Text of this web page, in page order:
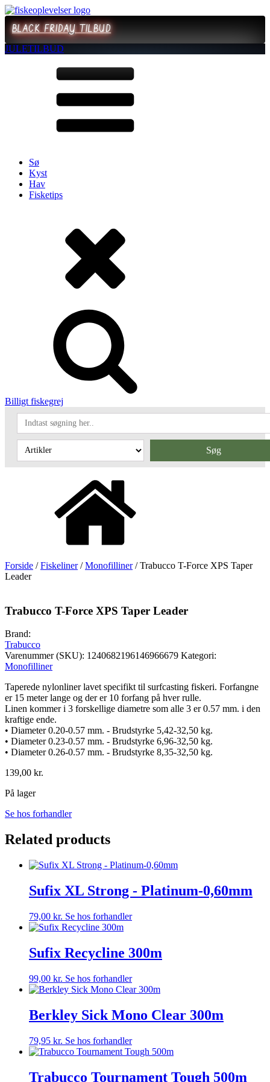
BLACK FRIDAY TILBUD
JULETILBUD
Sø
Kyst
Hav
Fisketips
Billigt fiskegrej
Søg
Forside /Fiskeliner/Monofilliner/ Trabucco T-Force XPS Taper
Leader
Trabucco T-Force XPS Taper Leader
Brand:
Trabucco
Varenummer (SKU): 1240682196146966679 Kategori:
Monofilliner
Taperede nylonliner lavet specifikt til surfcasting fiskeri. Forfangne
er 15 meter lange og der er 10 forfang på hver rulle.
Linen kommer i 3 forskellige diametre som alle 3 er 0.57 mm. i den
kraftige ende.
• Diameter 0.20-0.57 mm. - Brudstyrke 5,42-32,50 kg.
• Diameter 0.23-0.57 mm. - Brudstyrke 6,96-32,50 kg.
• Diameter 0.26-0.57 mm. - Brudstyrke 8,35-32,50 kg.
139,00 kr.
På lager
Se hos forhandler
Related products
Sufix XL Strong - Platinum-0,60mm
79,00 kr. Se hos forhandler
Sufix Recycline 300m
99,00 kr. Se hos forhandler
Berkley Sick Mono Clear 300m
79,95 kr. Se hos forhandler
Trabucco Tournament Tough 500m